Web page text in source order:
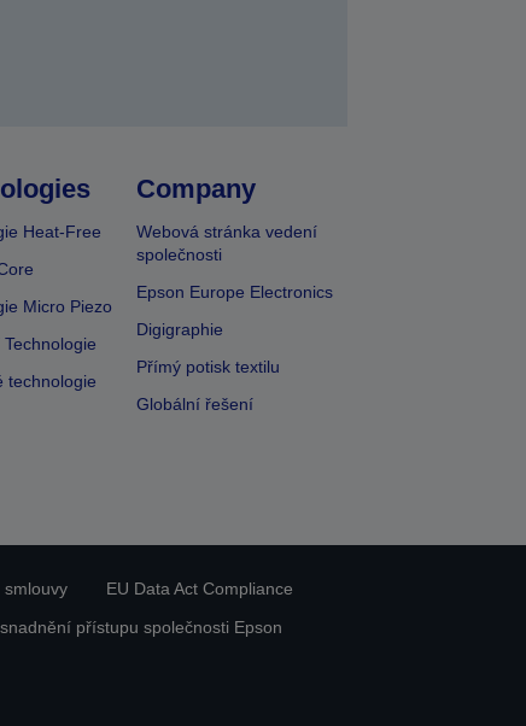
Heat-Free
Micro Piezo
technologie
Company
Webová stránka vedení
společnosti
Epson Europe Electronics
Digigraphie
Přímý potisk textilu
Globální řešení
smlouvy
EU Data Act Compliance
přístupu společnosti Epson